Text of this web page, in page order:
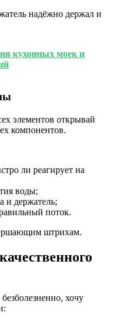
надёжно держал и
кухонных моек и
элементов открывай
компонентов.
ли реагирует на
воды;
и держатель;
поток.
штрихам.
хочу